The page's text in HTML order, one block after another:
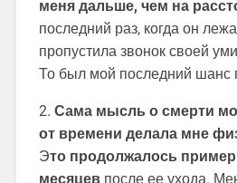
меня дальше, чем на
последний раз, когда он
пропустила звонок своей
То был мой последний шанс
2. Сама мысль о смерти
от времени делала мне
Это продолжалось
месяцевпосле ее ухода.